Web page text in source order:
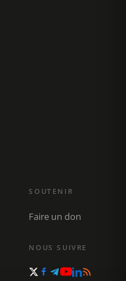
SOUTENIR
Faire un don
NOUS SUIVRE